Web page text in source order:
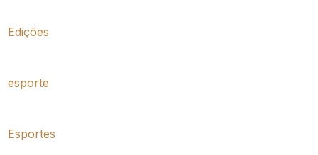
Edições
esporte
Esportes